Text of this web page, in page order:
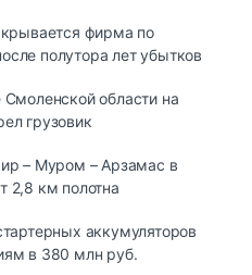
фирма по
полутора лет убытков
области на
грузовик
– Муром – Арзамас в
2,8 км полотна
аккумуляторов
в 380 млн руб.